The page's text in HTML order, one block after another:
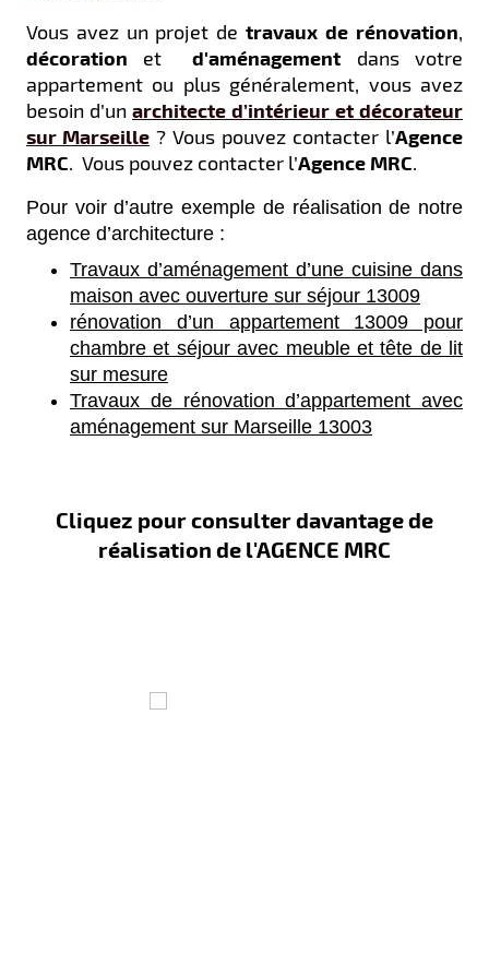
Vous avez un projet de travaux de rénovation,
décoration et d'aménagement dans votre
appartement ou plus généralement, vous avez
besoin d’un architecte d’intérieur et décorateur
sur Marseille ? Vous pouvez contacter l’Agence
MRC. Vous pouvez contacter l’Agence MRC.
Pour voir d’autre exemple de réalisation de notre
agence d’architecture :
Travaux d’aménagement d’une cuisine dans
maison avec ouverture sur séjour 13009
rénovation d’un appartement 13009 pour
chambre et séjour avec meuble et tête de lit
sur mesure
Travaux de rénovation d’appartement avec
aménagement sur Marseille 13003
Cliquez pour consulter davantage de
réalisation de l'AGENCE MRC